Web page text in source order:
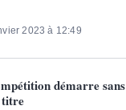
2023 à 12:49
démarre sans
titre